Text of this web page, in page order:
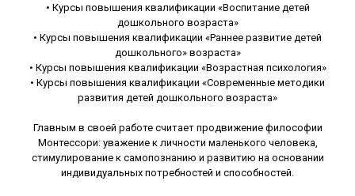
• Курсы повышения квалификации «Воспитание детей
дошкольного возраста»
• Курсы повышения квалификации «Раннее развитие детей
дошкольного» возраста»
• Курсы повышения квалификации «Возрастная психология»
• Курсы повышения квалификации «Современные методики
развития детей дошкольного возраста»
Главным в своей работе считает продвижение философии
Монтессори: уважение к личности маленького человека,
стимулирование к самопознанию и развитию на основании
индивидуальных потребностей и способностей.